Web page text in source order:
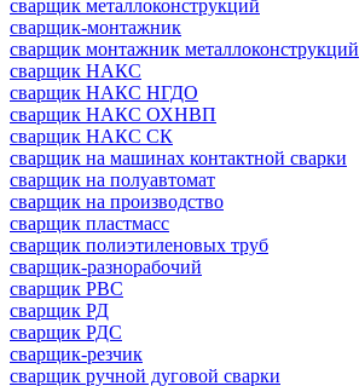
сварщик металлоконструкций
сварщик-монтажник
сварщик монтажник металлоконструкций
сварщик НАКС
сварщик НАКС НГДО
сварщик НАКС ОХНВП
сварщик НАКС СК
сварщик на машинах контактной сварки
сварщик на полуавтомат
сварщик на производство
сварщик пластмасс
сварщик полиэтиленовых труб
сварщик-разнорабочий
сварщик РВС
сварщик РД
сварщик РДС
сварщик-резчик
сварщик ручной дуговой сварки